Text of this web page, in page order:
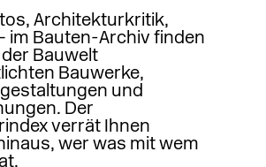
Architekturkritik,
im Bauten-Archiv finden
der Bauwelt
Bauwerke,
und
Der
verrät Ihnen
wer was mit wem